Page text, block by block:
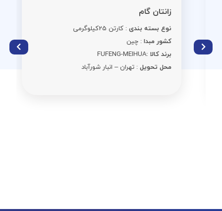
زانتان گام
نوع بسته بندی: کارتن 25کیلوگرمی
کشور مبدا: چین
برند کالا :FUFENG-MEIHUA
محل تحویل: تهران – انبار شورآباد